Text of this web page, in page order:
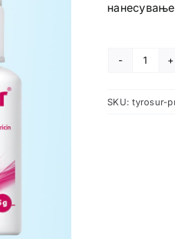
за
SKU:tyrosur-